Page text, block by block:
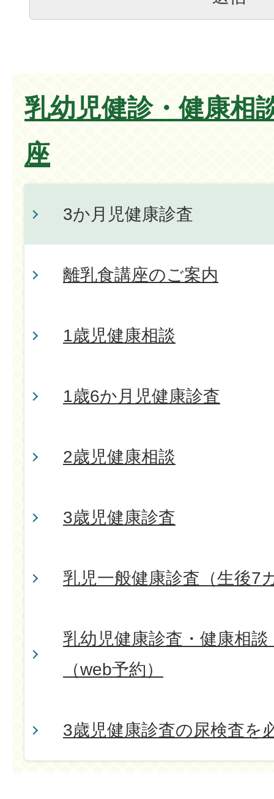
乳幼児健診・健康相
座
3か月児健康診査
離乳食講座のご案内
1歳児健康相談
1歳6か月児健康診査
2歳児健康相談
3歳児健康診査
乳児一般健康診査（生後7
乳幼児健康診査・健康相
（web予約）
3歳児健康診査の尿検査を